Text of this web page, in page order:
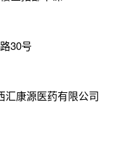
30号
汇康源医药有限公司